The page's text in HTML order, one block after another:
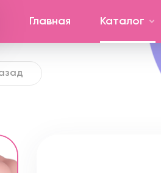
Главная Каталог